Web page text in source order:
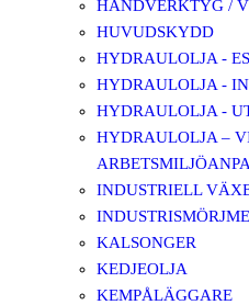
HANDVERKTYG /
HUVUDSKYDD
HYDRAULOLJA -
HYDRAULOLJA -
HYDRAULOLJA -
HYDRAULOLJA –
INDUSTRIELL
KALSONGER
KEDJEOLJA
KEMPÅLÄGGARE